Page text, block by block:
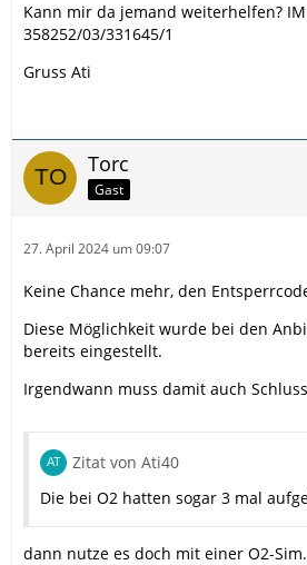
Kann mir da jemand weiterhelfen?
358252/03/331645/1
Gruss Ati
Torc
Gast
27. April 2024 um 09:07
Keine Chance mehr, den
Diese Möglichkeit wurde bei den
bereits eingestellt.
Irgendwann muss damit auch
Zitat von Ati40
Die bei O2 hatten sogar 3 mal
dann nutze es doch mit einer O2-Sim.